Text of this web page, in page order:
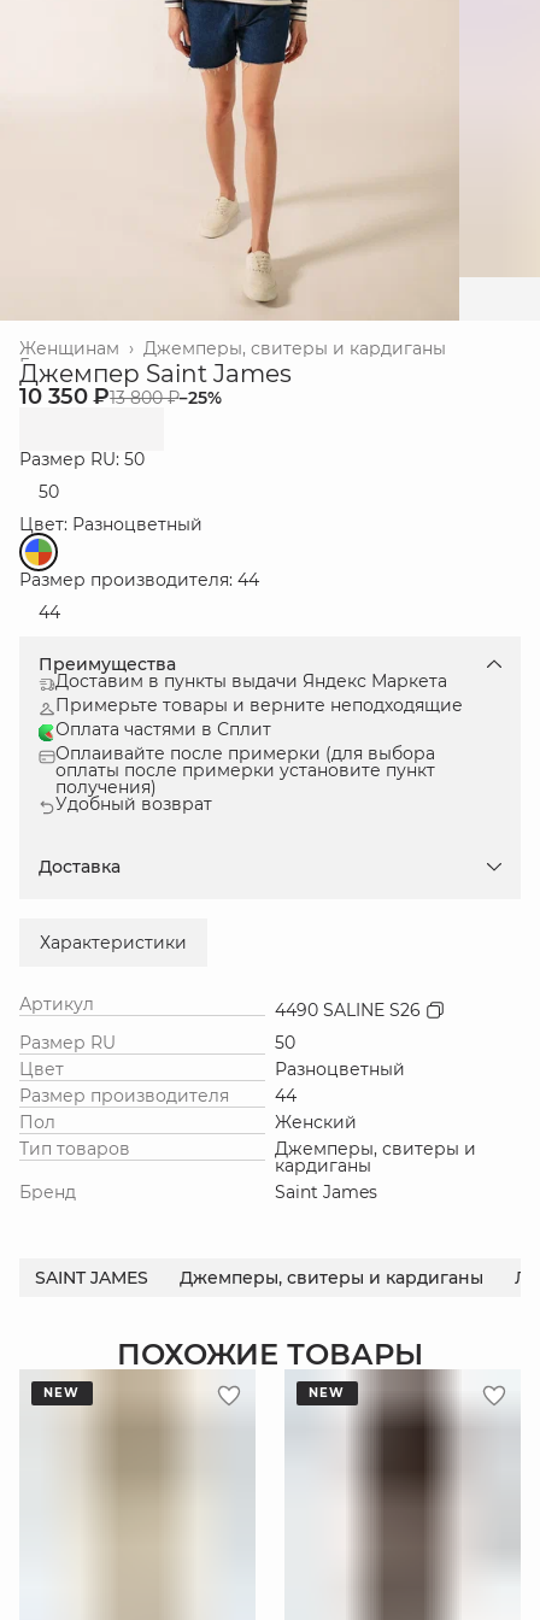
Джемперы, свитеры и кардиганы
Женщинам ›
Главная ›
Джемпер Saint James
10 350 ₽13 800 ₽−25%
Размер RU: 50
50
Цвет: Разноцветный
Размер производителя: 44
44
Преимущества
Доставим в пункты выдачи Яндекс Маркета
Примерьте товары и верните неподходящие
Оплата частями в Сплит
Оплаивайте после примерки (для выбора
оплаты после примерки установите пункт
получения)
Удобный возврат
Доставка
Характеристики
Артикул
4490 SALINE S26
Размер RU
50
Цвет
Разноцветный
Размер производителя
44
Пол
Женский
Тип товаров
Джемперы, свитеры и
кардиганы
Бренд
Saint James
SAINT JAMES Джемперы, свитеры и кардиганы
ПОХОЖИЕ ТОВАРЫ
NEW NEW